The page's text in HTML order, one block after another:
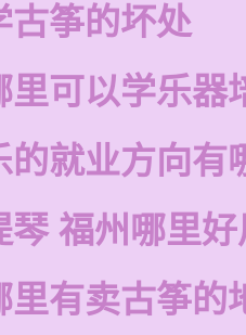
古筝的坏处
里可以学乐器
的就业方向有
琴 福州哪里好
里有卖古筝的